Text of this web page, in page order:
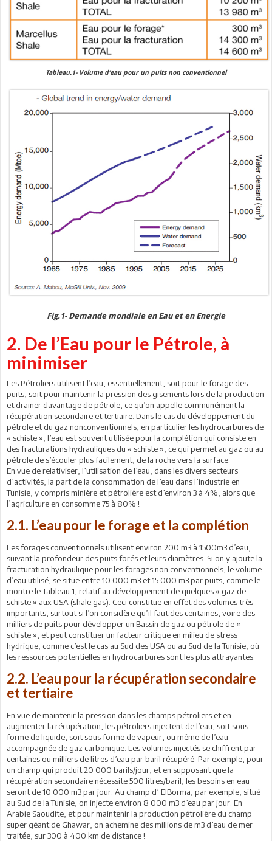
Tableau.1- Volume d’eau pour un puits non conventionnel
Fig.1- Demande mondiale en Eau et en Energie
2. De l’Eau pour le Pétrole, à
minimiser
Les Pétroliers utilisent l’eau, essentiellement, soit pour le forage des
puits, soit pour maintenir la pression des gisements lors de la production
et drainer davantage de pétrole, ce qu’on appelle communément la
récupération secondaire et tertiaire. Dans le cas du développement du
pétrole et du gaz nonconventionnels, en particulier les hydrocarbures de
« schiste », l’eau est souvent utilisée pour la complétion qui consiste en
des fracturations hydrauliques du « schiste », ce qui permet au gaz ou au
pétrole de s’écouler plus facilement, de la roche vers la surface.
En vue de relativiser, l’utilisation de l’eau, dans les divers secteurs
d’activités, la part de la consommation de l’eau dans l’industrie en
Tunisie, y compris minière et pétrolière est d’environ 3 à 4%, alors que
l’agriculture en consomme 75 à 80% !
2.1. L’eau pour le forage et la complétion
Les forages conventionnels utilisent environ 200 m3 à 1500m3 d’eau,
suivant la profondeur des puits forés et leurs diamètres. Si on y ajoute la
fracturation hydraulique pour les forages non conventionnels, le volume
d’eau utilisé, se situe entre 10 000 m3 et 15 000 m3 par puits, comme le
montre le Tableau 1, relatif au développement de quelques « gaz de
schiste » aux USA (shale gas). Ceci constitue en effet des volumes très
importants, surtout si l’on considère qu’il faut des centaines, voire des
milliers de puits pour développer un Bassin de gaz ou pétrole de «
schiste », et peut constituer un facteur critique en milieu de stress
hydrique, comme c’est le cas au Sud des USA ou au Sud de la Tunisie, où
les ressources potentielles en hydrocarbures sont les plus attrayantes.
2.2. L’eau pour la récupération secondaire
et tertiaire
En vue de maintenir la pression dans les champs pétroliers et en
augmenter la récupération, les pétroliers injectent de l’eau, soit sous
forme de liquide, soit sous forme de vapeur, ou même de l’eau
accompagnée de gaz carbonique. Les volumes injectés se chiffrent par
centaines ou milliers de litres d’eau par baril récupéré. Par exemple, pour
un champ qui produit 20 000 barils/jour, et en supposant que la
récupération secondaire nécessite 500 litres/baril, les besoins en eau
seront de 10 000 m3 par jour. Au champ d’ ElBorma, par exemple, situé
au Sud de la Tunisie, on injecte environ 8 000 m3 d’eau par jour. En
Arabie Saoudite, et pour maintenir la production pétrolière du champ
super géant de Ghawar, on achemine des millions de m3 d’eau de mer
traitée, sur 300 à 400 km de distance !